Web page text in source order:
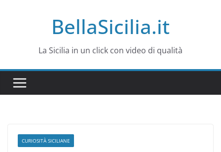
BellaSicilia.it
La Sicilia in un click con video di qualità
CURIOSITÀ SICILIANE